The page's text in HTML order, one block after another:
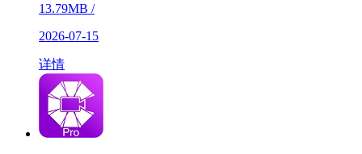
13.79MB /
2026-07-15
详情